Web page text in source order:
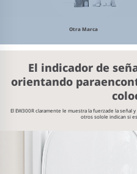
Otra Marca
El indicador de
orientando para
El EW300R claramente le muestra la fuerzade la señal
otros solole indican si